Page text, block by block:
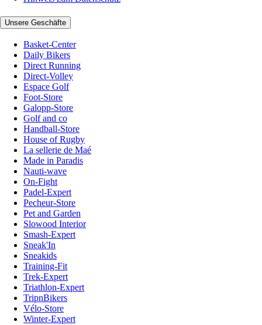
Unsere Geschäfte
Basket-Center
Daily Bikers
Direct Running
Direct-Volley
Espace Golf
Foot-Store
Galopp-Store
Golf and co
Handball-Store
House of Rugby
La sellerie de Maé
Made in Paradis
Nauti-wave
On-Fight
Padel-Expert
Pecheur-Store
Pet and Garden
Slowood Interior
Smash-Expert
Sneak'In
Sneakids
Training-Fit
Trek-Expert
Triathlon-Expert
TripnBikers
Vélo-Store
Winter-Expert